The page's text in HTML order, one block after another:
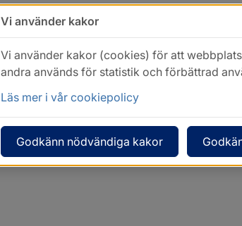
Vi använder kakor
Vi använder kakor (cookies) för att
andra används för statistik och förbättrad
Läs mer i vår cookiepolicy
Godkänn nödvändiga kakor